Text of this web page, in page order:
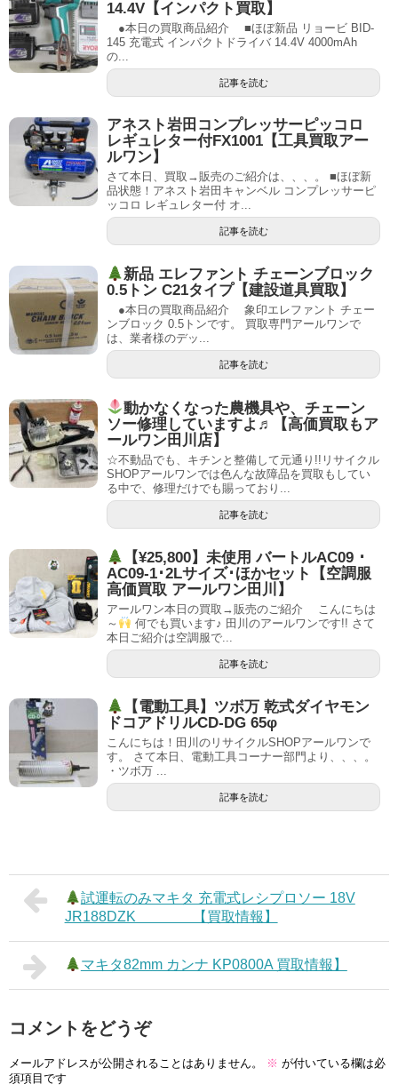
14.4V【インパクト買取】
●本日の買取商品紹介 ■ほぼ新品 リョービ BID-
145 充電式 インパクトドライバ 14.4V 4000mAh
の...
記事を読む
アネスト岩田コンプレッサーピッコロ
レギュレター付FX1001【工具買取アー
ルワン】
さて本日、買取→販売のご紹介は、、、。 ■ほぼ新
品状態！アネスト岩田キャンベル コンプレッサーピ
ッコロ レギュレター付 オ...
記事を読む
新品 エレファント チェーンブロック
0.5トン C21タイプ【建設道具買取】
●本日の買取商品紹介 象印エレファント チェー
ンブロック 0.5トンです。 買取専門アールワンで
は、業者様のデッ...
記事を読む
動かなくなった農機具や、チェーン
ソー修理していますよ♬【高価買取もア
ールワン田川店】
☆不動品でも、キチンと整備して元通り!!リサイクル
SHOPアールワンでは色んな故障品を買取もしてい
る中で、修理だけでも賜っており...
記事を読む
【¥25,800】未使用 バートルAC09 ･
AC09-1･2Lサイズ･ほかセット【空調服
高価買取 アールワン田川】
アールワン本日の買取→販売のご紹介 こんにちは
～
何でも買います♪ 田川のアールワンです!! さて
本日ご紹介は空調服で...
記事を読む
【電動工具】ツボ万 乾式ダイヤモン
ドコアドリルCD-DG 65φ
こんにちは！田川のリサイクルSHOPアールワンで
す。 さて本日、電動工具コーナー部門より、、、。
・ツボ万 ...
記事を読む
試運転のみマキタ 充電式レシプロソー 18V
JR188DZK 【買取情報】
マキタ82mm カンナ KP0800A 買取情報】
コメントをどうぞ
メールアドレスが公開されることはありません。 ※ が付いている欄は必
須項目です